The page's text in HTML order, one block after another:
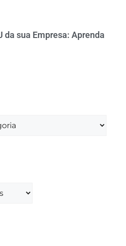
da sua Empresa: Aprenda